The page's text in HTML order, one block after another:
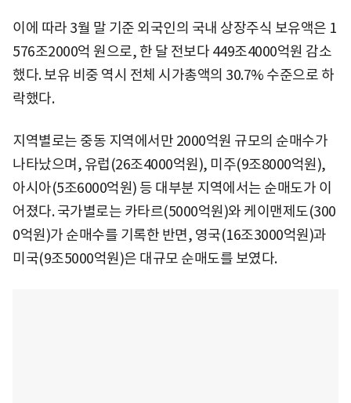
이에 따라 3월 말 기준 외국인의 국내 상장주식 보유액은 1
576조2000억 원으로, 한 달 전보다 449조4000억원 감소
했다. 보유 비중 역시 전체 시가총액의 30.7% 수준으로 하
락했다.
지역별로는 중동 지역에서만 2000억원 규모의 순매수가
나타났으며, 유럽(26조4000억원), 미주(9조8000억원),
아시아(5조6000억원) 등 대부분 지역에서는 순매도가 이
어졌다. 국가별로는 카타르(5000억원)와 케이맨제도(300
0억원)가 순매수를 기록한 반면, 영국(16조3000억원)과
미국(9조5000억원)은 대규모 순매도를 보였다.